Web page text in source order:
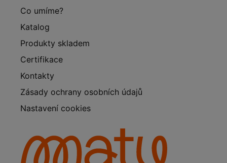
Co umíme?
Katalog
Produkty skladem
Certifikace
Kontakty
Zásady ochrany osobních údajů
Nastavení cookies